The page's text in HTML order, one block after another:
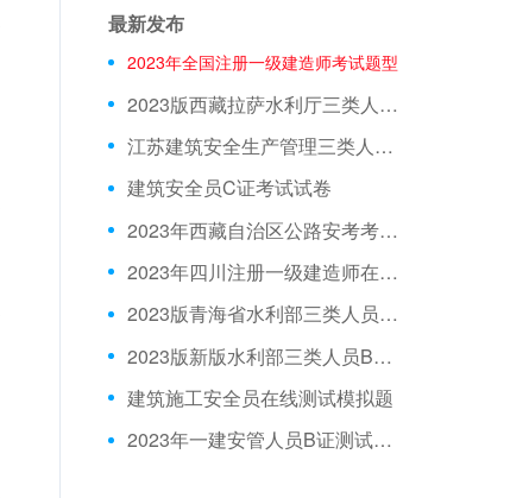
最新发布
2023年全国注册一级建造师考试题型
2023版西藏拉萨水利厅三类人员A证在线测试真题库
江苏建筑安全生产管理三类人员在线模拟考前押题
建筑安全员C证考试试卷
2023年西藏自治区公路安考考试模拟题
2023年四川注册一级建造师在线测试模拟题库
2023版青海省水利部三类人员C证模拟习题
2023版新版水利部三类人员B证在线测试模拟试题
建筑施工安全员在线测试模拟题
2023年一建安管人员B证测试试题